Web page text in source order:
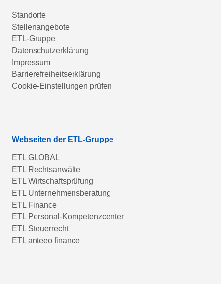
Standorte
Stellenangebote
ETL-Gruppe
Datenschutzerklärung
Impressum
Barrierefreiheitserklärung
Cookie-Einstellungen prüfen
Webseiten der ETL-Gruppe
ETL GLOBAL
ETL Rechtsanwälte
ETL Wirtschaftsprüfung
ETL Unternehmensberatung
ETL Finance
ETL Personal-Kompetenzcenter
ETL Steuerrecht
ETL anteeo finance